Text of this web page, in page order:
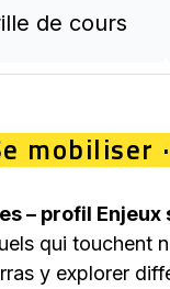
de cours
mobiliser
– profil
qui touchent
y explorer